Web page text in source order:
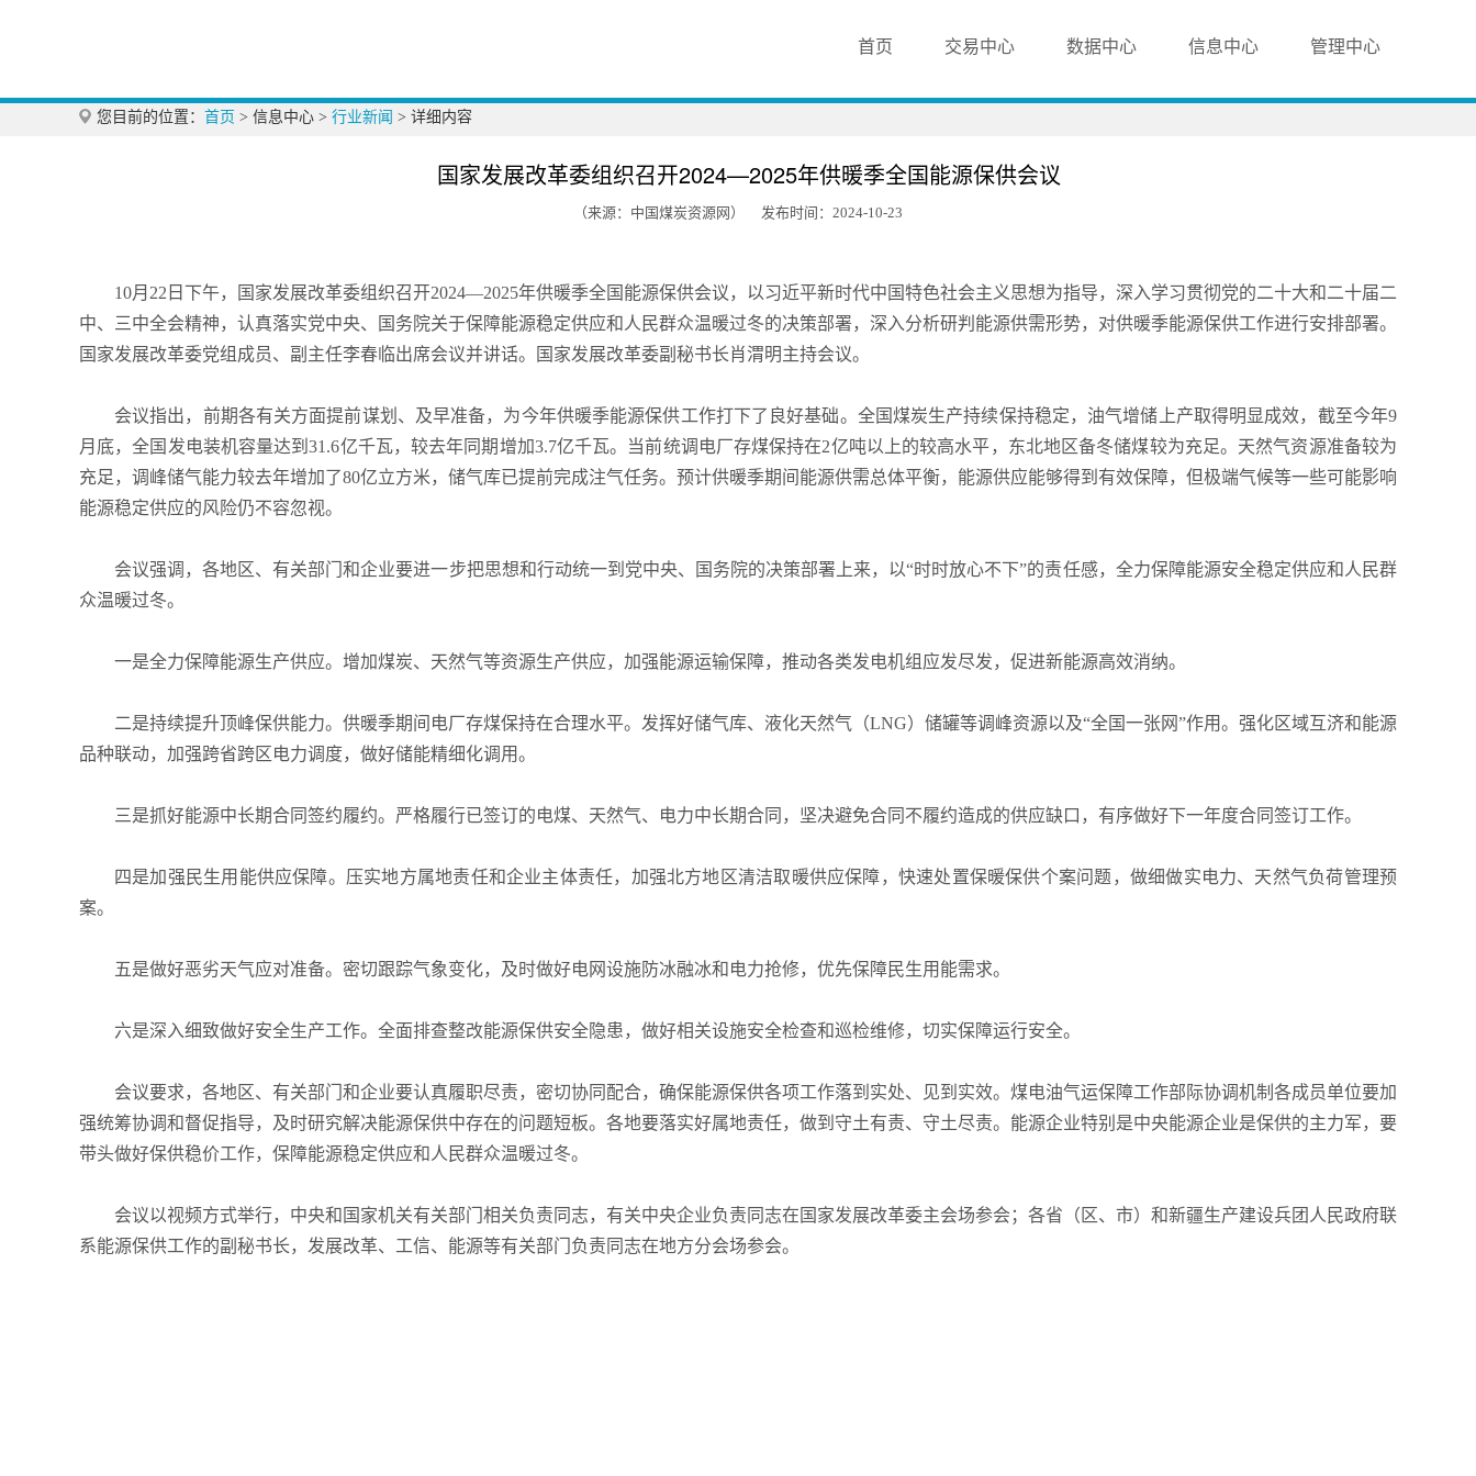
首页 交易中心 数据中心 信息中心 管理中心
您目前的位置： 首页 > 信息中心 > 行业新闻 > 详细内容
国家发展改革委组织召开2024—2025年供暖季全国能源保供会议
（来源：中国煤炭资源网） 发布时间：2024-10-23
10月22日下午，国家发展改革委组织召开2024—2025年供暖季全国能源保供会议，以习近平新时代中国特色社会主义思想为指导，深入学习贯彻党的二十大和二十届二
中、三中全会精神，认真落实党中央、国务院关于保障能源稳定供应和人民群众温暖过冬的决策部署，深入分析研判能源供需形势，对供暖季能源保供工作进行安排部署。
国家发展改革委党组成员、副主任李春临出席会议并讲话。国家发展改革委副秘书长肖渭明主持会议。
会议指出，前期各有关方面提前谋划、及早准备，为今年供暖季能源保供工作打下了良好基础。全国煤炭生产持续保持稳定，油气增储上产取得明显成效，截至今年9
月底，全国发电装机容量达到31.6亿千瓦，较去年同期增加3.7亿千瓦。当前统调电厂存煤保持在2亿吨以上的较高水平，东北地区备冬储煤较为充足。天然气资源准备较为
充足，调峰储气能力较去年增加了80亿立方米，储气库已提前完成注气任务。预计供暖季期间能源供需总体平衡，能源供应能够得到有效保障，但极端气候等一些可能影响
能源稳定供应的风险仍不容忽视。
会议强调，各地区、有关部门和企业要进一步把思想和行动统一到党中央、国务院的决策部署上来，以“时时放心不下”的责任感，全力保障能源安全稳定供应和人民群
众温暖过冬。
一是全力保障能源生产供应。增加煤炭、天然气等资源生产供应，加强能源运输保障，推动各类发电机组应发尽发，促进新能源高效消纳。
二是持续提升顶峰保供能力。供暖季期间电厂存煤保持在合理水平。发挥好储气库、液化天然气（LNG）储罐等调峰资源以及“全国一张网”作用。强化区域互济和能源
品种联动，加强跨省跨区电力调度，做好储能精细化调用。
三是抓好能源中长期合同签约履约。严格履行已签订的电煤、天然气、电力中长期合同，坚决避免合同不履约造成的供应缺口，有序做好下一年度合同签订工作。
四是加强民生用能供应保障。压实地方属地责任和企业主体责任，加强北方地区清洁取暖供应保障，快速处置保暖保供个案问题，做细做实电力、天然气负荷管理预
案。
五是做好恶劣天气应对准备。密切跟踪气象变化，及时做好电网设施防冰融冰和电力抢修，优先保障民生用能需求。
六是深入细致做好安全生产工作。全面排查整改能源保供安全隐患，做好相关设施安全检查和巡检维修，切实保障运行安全。
会议要求，各地区、有关部门和企业要认真履职尽责，密切协同配合，确保能源保供各项工作落到实处、见到实效。煤电油气运保障工作部际协调机制各成员单位要加
强统筹协调和督促指导，及时研究解决能源保供中存在的问题短板。各地要落实好属地责任，做到守土有责、守土尽责。能源企业特别是中央能源企业是保供的主力军，要
带头做好保供稳价工作，保障能源稳定供应和人民群众温暖过冬。
会议以视频方式举行，中央和国家机关有关部门相关负责同志，有关中央企业负责同志在国家发展改革委主会场参会；各省（区、市）和新疆生产建设兵团人民政府联
系能源保供工作的副秘书长，发展改革、工信、能源等有关部门负责同志在地方分会场参会。